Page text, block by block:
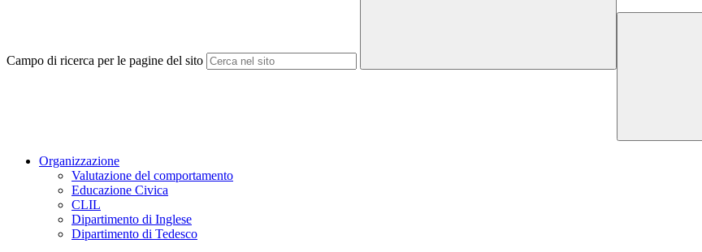
Campo di ricerca per le pagine del sito
Organizzazione
Valutazione del comportamento
Educazione Civica
CLIL
Dipartimento di Inglese
Dipartimento di Tedesco